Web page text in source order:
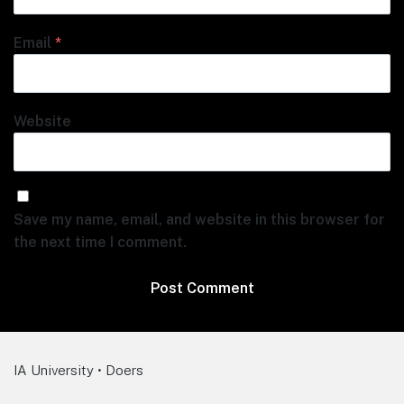
Email *
Website
Save my name, email, and website in this browser for
the next time I comment.
IA University • Doers